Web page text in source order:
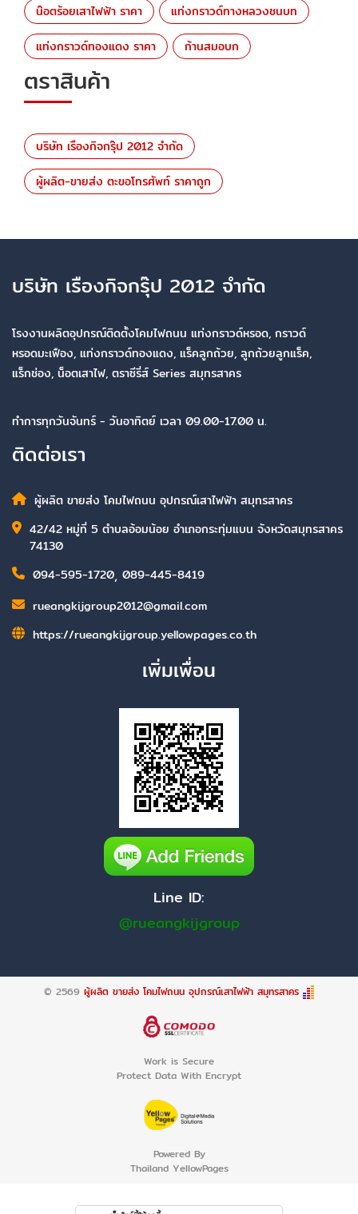
น๊อตร้อยเสาไฟฟ้า ราคา
แท่งกราวด์ทางหลวงชนบท
แท่งกราวด์ทองแดง ราคา
ก้านสมอบก
ตราสินค้า
บริษัท เรืองกิจกรุ๊ป 2012 จำกัด
ผู้ผลิต-ขายส่ง ตะขอโทรศัพท์ ราคาถูก
บริษัท เรืองกิจกรุ๊ป 2012 จำกัด
โรงงานผลิตอุปกรณ์ติดตั้งโคมไฟถนน แท่งกราวด์หรอด, กราวด์
หรอดมะเฟือง, แท่งกราวด์ทองแดง, แร็คลูกถ้วย, ลูกถ้วยลูกแร็ค,
แร็กช่อง, น็อตเสาไฟ, ตราซีรี่ส์ Series สมุทรสาคร
ทำการทุกวันจันทร์ - วันอาทิตย์ เวลา 09.00-17.00 น.
ติดต่อเรา
ผู้ผลิต ขายส่ง โคมไฟถนน อุปกรณ์เสาไฟฟ้า สมุทรสาคร
42/42 หมู่ที่ 5 ตำบลอ้อมน้อย อำเภอกระทุ่มแบน จังหวัดสมุทรสาคร
74130
094-595-1720, 089-445-8419
rueangkijgroup2012@gmail.com
https://rueangkijgroup.yellowpages.co.th
เพิ่มเพื่อน
Line ID:
@rueangkijgroup
© 2569 ผู้ผลิต ขายส่ง โคมไฟถนน อุปกรณ์เสาไฟฟ้า สมุทรสาคร
Work is Secure
Protect Data With Encrypt
Powered By
Thailand YellowPages